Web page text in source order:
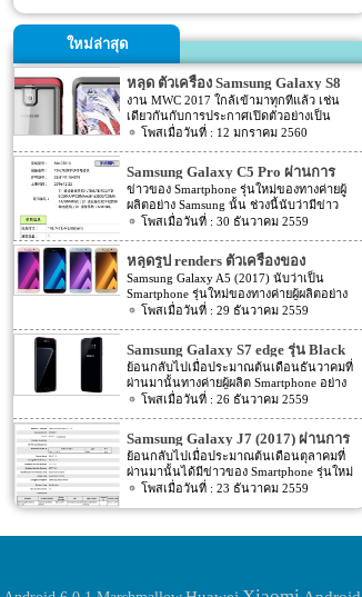
ใหม่ล่าสุด
หลุด ตัวเครื่อง Samsung Galaxy S8
จากภาพเรนเดอร์ของผู้ผลิตเคส
งาน MWC 2017 ใกล้เข้ามาทุกทีแล้ว เช่น
เดียวกันกับการประกาศเปิดตัวอย่างเป็น
ทางการของมือถือเรือธงจากค่าย Samsung
เช่นเดียวกัน แต่ก่อนจะถึงเวลาเปิดตัวจริง
ข่าวสารข่าวลือข่าวหลอกข่าวลวงก็จะถาโถม
ให้เราต้องเสพข่าวกันอย่างไม่ลืมหูลืมตากัน
เลยทีเดียว แถมยังต้องคอยลุ้นว่าตัวจริงจะออก
มาเหมือนอย่างที่ข่าวต่างๆ ออกมาหรือไม่
Ghostek ผู้ผลิตเคสมือถือได้ปล่อยภาพเคสกัน
กระแทกอะตอมมิคช็อค Atomic Shock
สำหรับ Samsung Galaxy S8 และมีภาพตัว
เครื่อง S8 อยู่ในเคสอีกด้วย ในขณะที่ผู้ผลิต
เคสไม่มีข้อมูลที่แท้จริงของตัวเครื่องอย่างวัสดุ
ที่ใช้และการออกแบบ แต่พวกเขาต้องรู้ขนาด
ที่แท้จริงของตัวเครื่องให้ได้ว่าเท่าไหร่กันแน่
เพื่อที่จะควบคุมการออกแบบสินค้าของตัวเอง
ต่อไป ภาพเรนเดอร์นี้บ่งบอกถึงของอันโค้ง
มนของ Galaxy S8 มาพร้อมกับช่องว่างขนาด
ใหญ่ที่เว้นให้กับหน่วยกล้องหลังของตัวเครื่อง
แต่ช่องว่างขนาดใหญ่ของเคสที่เรนเดอร์ออก
มานี้ก็เพียงพอที่จะรองรับกล้องคู่ของ S8 ได้
ถ้าหากว่าตัวเครื่องจริงมีกล้องคู่ ตัวเครื่องด้าน
หน้าที่เรนเดอร์ก็น่าสนใจไม่แพ้กัน ในภาพบ่ง
บอกว่าไม่มีปุ่มต่างๆ ใต้หน้าจอเลย ซึ่งหมายถึง
หน้าจอเลย ซึ่งตัวจอน่าจะเป็นแบบ OLED
12 มกราคม 2560
Samsung Galaxy C5 Pro ผ่านการ
ตรวจสอบจาก TENAA แล้ว
ข่าวของ Smartphone รุ่นใหม่ของทางค่ายผู้
ผลิตอย่าง Samsung นั้น ช่วงนี้นับว่ามีข่าว
ออกมาหลายต่อหลายข่าวมาก โดยล่าสุดนี้ก็มี
สำหรับข่าวล่าสุดของ Samsung นี้นั้น ตาม
ข่าวระบุว่า Smartphone รุ่นใหม่ของทางค่ายผู้
ผลิตอย่าง Samsung อย่างรุ่น Samsung Galaxy
C5 Pro นั้นได้ผ่านการตรวจสอบจาก TENAA
แล้ว โดยก่อนหน้านี้ไม่นานนั้นก็มี 2 รุ่นใหม่
ของทาง Samsung อย่าง Samsung Galaxy C7
Pro และ Galaxy C5 Pro (SM-C5010) นั้นก็พึ่ง
ผ่านการตรวจสอบจาก TENAA ไปไม่นานนี้
เอง อีกทั้งตามข่าวนี้ยังได้เปิดเผย Spec ภายใน
ตัวเครื่องออกมาอีกด้วย โดย Spec ของตัว
เครื่องตามข่าวระบุว่า Samsung Galaxy C5
Pro นี้นี้จะมาพร้อมกับ Chipset ที่ขับเคลื่อนตัว
เครื่องอย่าง Snapdragon […]
30 ธันวาคม 2559
หลุดรูป renders ตัวเครื่องของ
Samsung Galaxy A5 (2017)
Samsung Galaxy A5 (2017) นับว่าเป็น
Smartphone รุ่นใหม่ของทางค่ายผู้ผลิตอย่าง
Samsung ที่ก่อนหน้านี้นั้นมีข่าวในการพัฒนา
เดือนแล้ว หลังจากนั้นเมื่อเดือนสิงหาคมที่
ผ่านมานั้นตัวเครื่องก็มีค่า benchmark ถูกเปิด
เผยออกมาให้แฟนๆ ทราบกันแล้ว หลังจาก
นั้นเมื่อเดือนตุลาคมที่ผ่านมานั้นก็มีข่าวออก
มาอีกครั้ง โดยตามข่าวระบุว่าตัวเครื่องนั้น
ผ่านการตรวจสอบจาก WiFi certified แล้ว ต่อ
มาก็มีรูปตัวเครื่องเปิดเผยออกมาอีกครั้ง จาก
นั้นก็มีข่าวต่างๆ ของ Samsung Galaxy A5
(2017) ถูกเปิดเผยออกมาหลายต่อหลายข่าว
มาก จนหลายๆ คนคิดว่าจะถูกเปิดตัวออกมา
ในไม่ช้านี้ แต่ล่าสุดนี้กลับมีข่าวของ
Samsung Galaxy A5 (2017) ออกมาอีกครั้ง
กับหน้าจอแสดงผลขนาด 5.2 นิ้ว ความ
29 ธันวาคม 2559
Samsung Galaxy S7 edge รุ่น Black
Pearl เข้าอินเดียเดือนหน้า
ย้อนกลับไปเมื่อประมาณต้นเดือนธันวาคมที่
ผ่านมานั้นทางค่ายผู้ผลิต Smartphone อย่าง
Samsung นั้นได้เปิดตัวรุ่นใหม่ของ Samsung
edge รุ่น Black Pearl ออกมาแล้ว จากนั้นทาง
Samsung เองก็เลือกวางจำหน่ายในประเทศ
South Korea เป็นที่แรก จากนั้นก็ไม่มีข่าวใดๆ
ออกมาอีก แต่ล่าสุดนี้กลับมีข่าวของ
Samsung Galaxy S7 edge รุ่น Black Pearl
ออกมาอีกครั้ง โดยข่าวคร่าวล่าสุดของ
ตามข่าวระบุว่าทาง Samsung จะวางจำหน่าย
26 ธันวาคม 2559
Samsung Galaxy J7 (2017) ผ่านการ
ตรวจสอบ Bluetooth certified แล้ว
ย้อนกลับไปเมื่อประมาณต้นเดือนตุลาคมที่
ผ่านมานั้นได้มีข่าวของ Smartphone รุ่นใหม่
ของทางค่ายผู้ผลิตอย่าง Samsung อย่างรุ่น
นั้น Samsung Galaxy J7 (2017) รุ่นใหม่นี้ได้มี
23 ธันวาคม 2559